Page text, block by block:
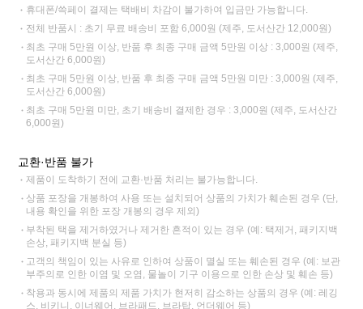
휴대폰/쓱페이 결제는 택배비 차감이 불가하여 입금만 가능합니다.
전체 반품시 : 초기 무료 배송비 포함 6,000원 (제주, 도서산간 12,000원)
최초 구매 5만원 이상, 반품 후 최종 구매 금액 5만원 이상 : 3,000원 (제주,
도서산간 6,000원)
최초 구매 5만원 이상, 반품 후 최종 구매 금액 5만원 미만 : 3,000원 (제주,
도서산간 6,000원)
최초 구매 5만원 미만, 초기 배송비 결제한 경우 : 3,000원 (제주, 도서산간
6,000원)
교환·반품 불가
제품이 도착하기 전에 교환·반품 처리는 불가능합니다.
상품 포장을 개봉하여 사용 또는 설치되어 상품의 가치가 훼손된 경우 (단,
내용 확인을 위한 포장 개봉의 경우 제외)
부착된 택을 제거하였거나 제거한 흔적이 있는 경우 (예: 택제거, 패키지백
손상, 패키지백 분실 등)
고객의 책임이 있는 사유로 인하여 상품이 멸실 또는 훼손된 경우 (예: 보관
부주의로 인한 이염 및 오염, 물놀이 기구 이용으로 인한 손상 및 훼손 등)
착용과 동시에 제품의 제품 가치가 현저히 감소하는 상품의 경우 (예: 레깅
스, 비키니, 이너웨어, 브라패드, 브라탑, 언더웨어 등)